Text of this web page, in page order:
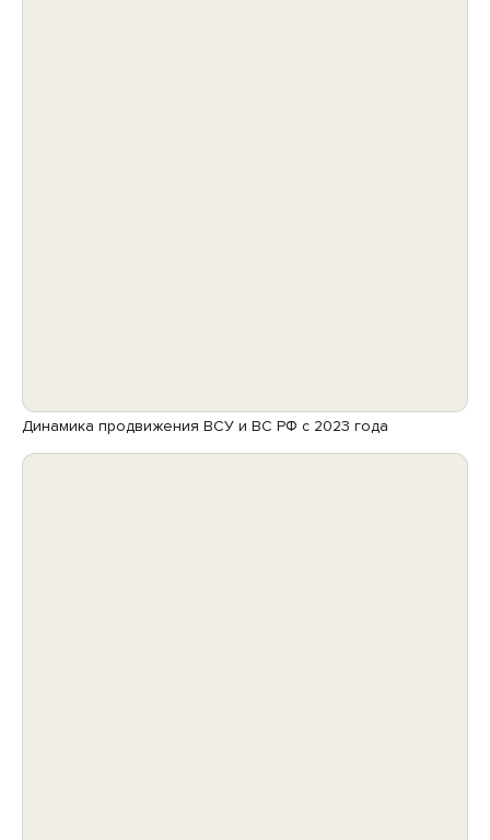
Динамика продвижения ВСУ и ВС РФ с 2023 года